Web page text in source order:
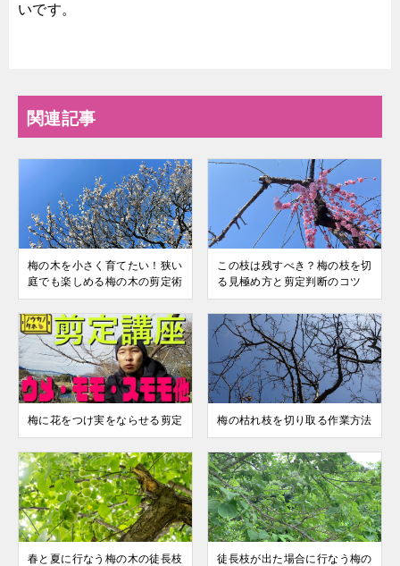
いです。
関連記事
梅の木を小さく育てたい！狭い
庭でも楽しめる梅の木の剪定術
この枝は残すべき？梅の枝を切
る見極め方と剪定判断のコツ
梅に花をつけ実をならせる剪定 梅の枯れ枝を切り取る作業方法
春と夏に行なう梅の木の徒長枝
徒長枝が出た場合に行なう梅の